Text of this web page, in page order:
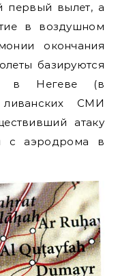
первый вылет, а
в воздушном
окончания
базируются
в Негеве (в
СМИ
атаку
с аэродрома в